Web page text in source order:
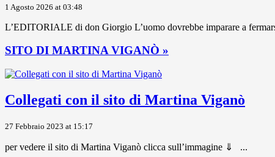
1 Agosto 2026 at 03:48
L’EDITORIALE di don Giorgio L’uomo dovrebbe imparare a
SITO DI MARTINA VIGANÒ »
Collegati con il sito di Martina Viganò
27 Febbraio 2023 at 15:17
per vedere il sito di Martina Viganò clicca sull’immagine ⇓ ...